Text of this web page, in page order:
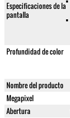
Especificaciones de la
pantalla
Profundidad de color
Nombre del producto
Megapixel
Abertura